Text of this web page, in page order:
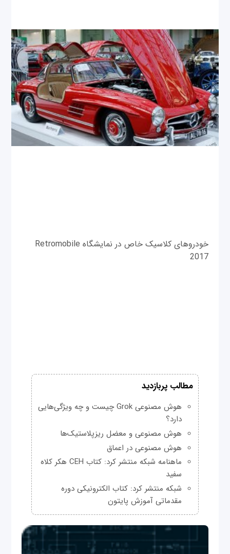
خودرو‌های کلاسیک خاص در نمایشگاه Retromobile
2017
مطالب پربازدید
هوش مصنوعی Grok چیست و چه ویژگی‌هایی
دارد؟
هوش مصنوعی و معضل ریزپلاستیک‌ها
هوش مصنوعی در اعماق
ماهنامه شبکه منتشر کرد: کتاب CEH هکر کلاه
سفید
شبکه منتشر کرد: کتاب الکترونیکی دوره
مقدماتی آموزش پایتون